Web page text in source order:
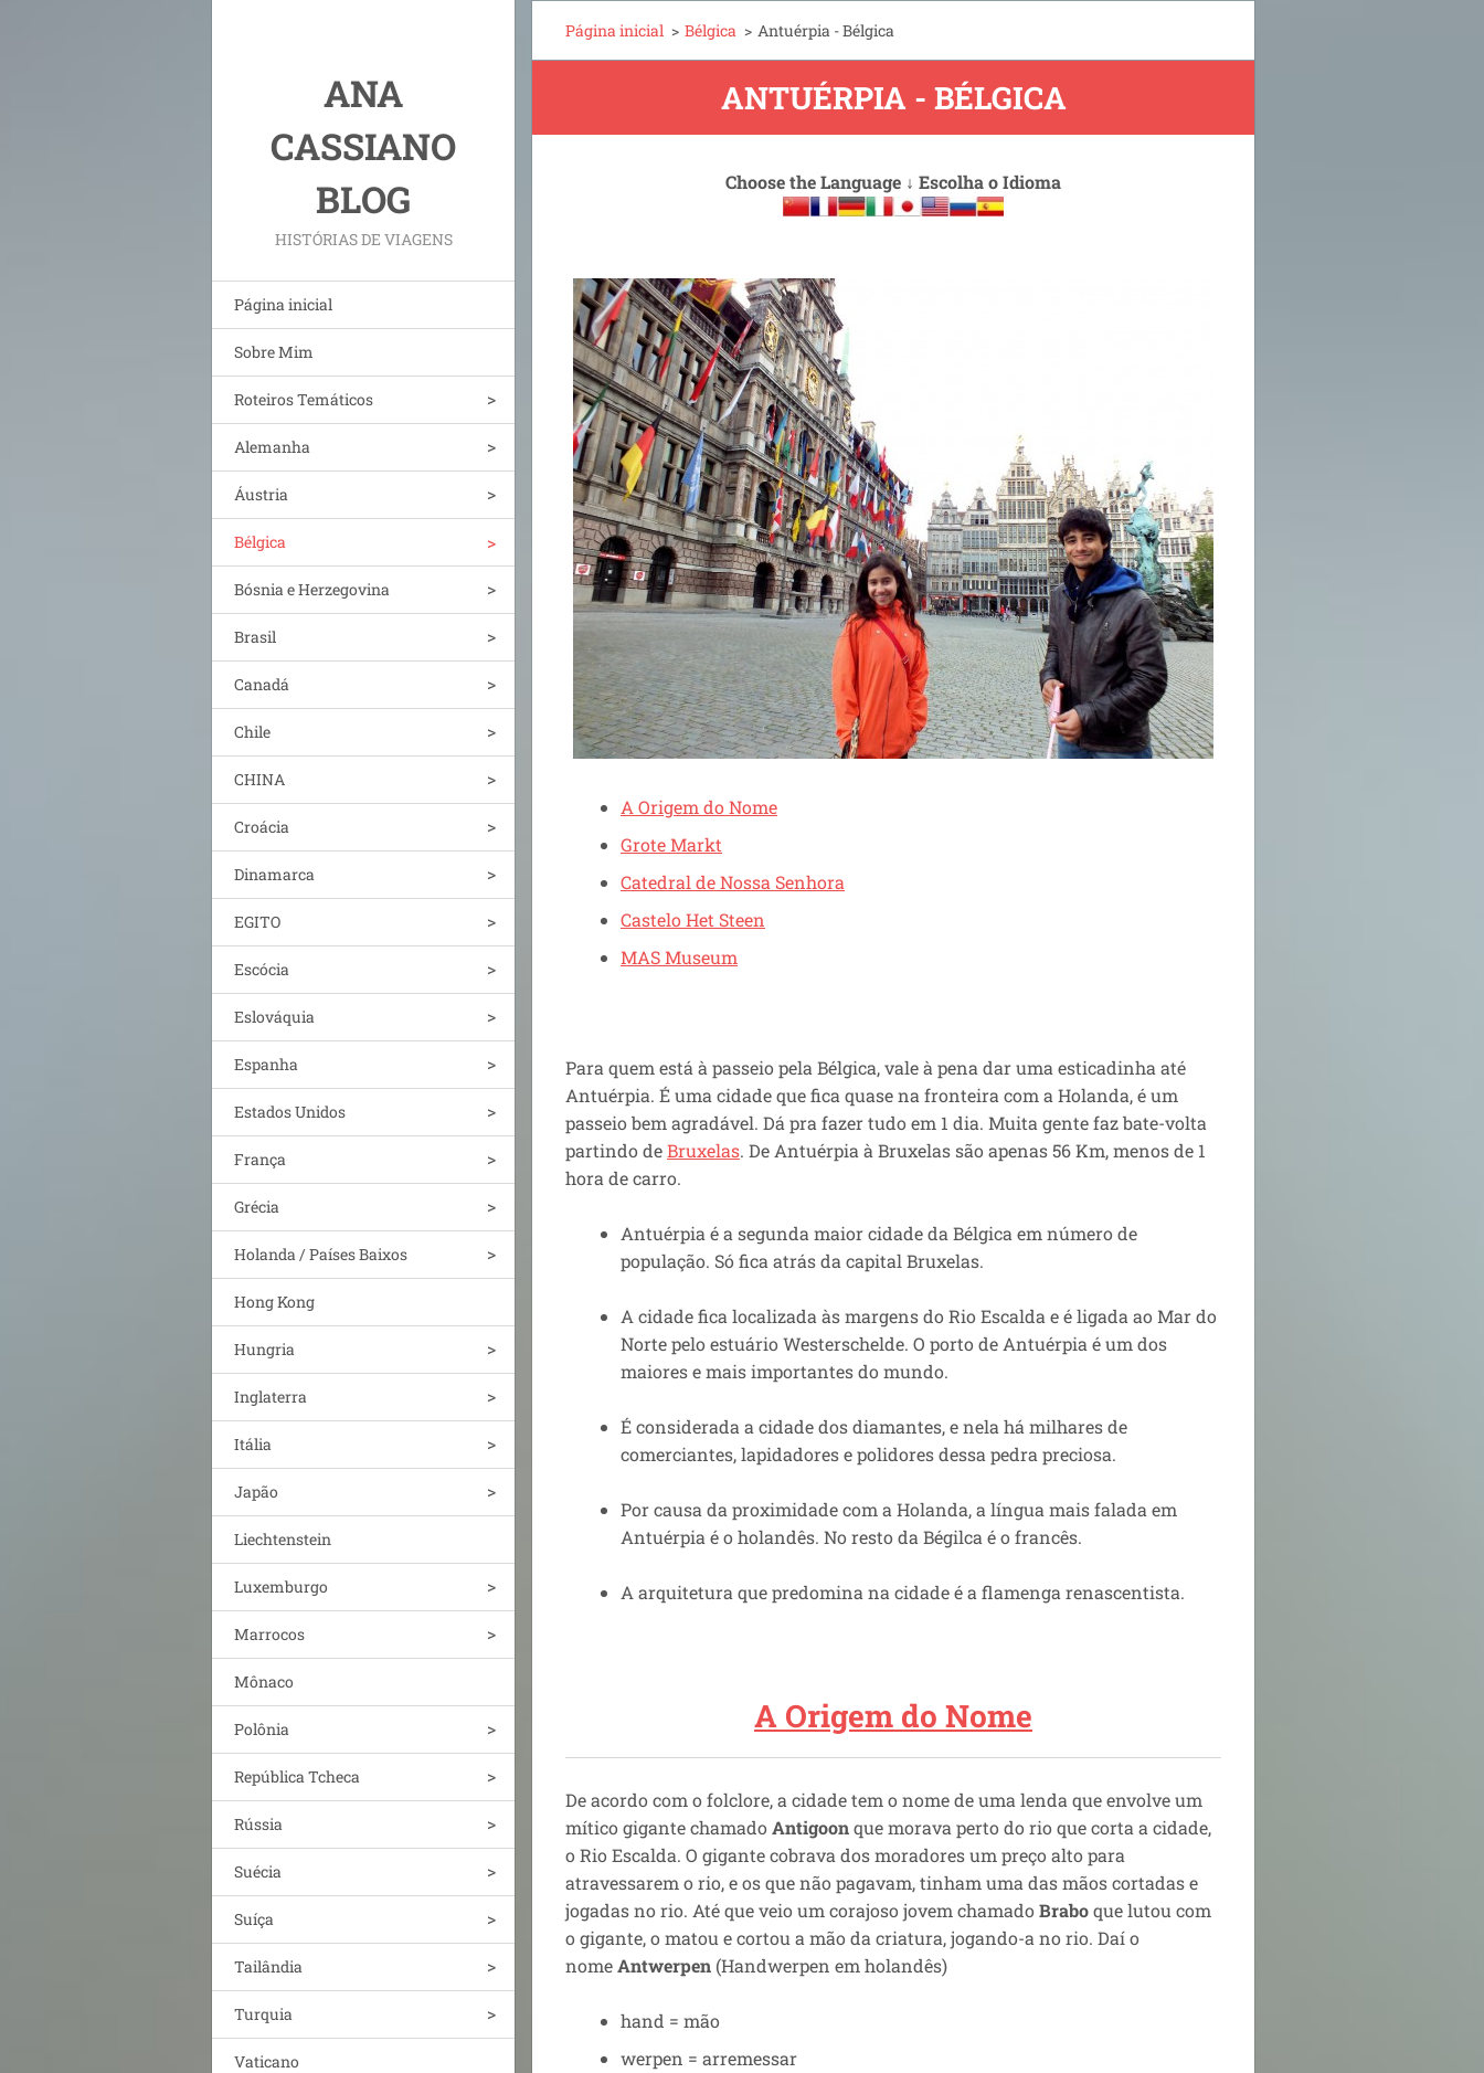
ANA
CASSIANO
BLOG
HISTÓRIAS DE VIAGENS
Página inicial
Sobre Mim
Roteiros Temáticos
Alemanha
Áustria
Bélgica
Bósnia e Herzegovina
Brasil
Canadá
Chile
CHINA
Croácia
Dinamarca
EGITO
Escócia
Eslováquia
Espanha
Estados Unidos
França
Grécia
Holanda / Países Baixos
Hong Kong
Hungria
Inglaterra
Itália
Japão
Liechtenstein
Luxemburgo
Marrocos
Mônaco
Polônia
República Tcheca
Rússia
Suécia
Suíça
Tailândia
Turquia
Vaticano
Página inicial > Bélgica > Antuérpia - Bélgica
ANTUÉRPIA - BÉLGICA
Choose the Language ↓Escolha o Idioma
A Origem do Nome
Grote Markt
Catedral de Nossa Senhora
Castelo Het Steen
MAS Museum
Para quem está à passeio pela Bélgica, vale à pena dar uma esticadinha até
Antuérpia. É uma cidade que fica quase na fronteira com a Holanda, é um
passeio bem agradável. Dá pra fazer tudo em 1 dia. Muita gente faz bate-volta
partindo deBruxelas. De Antuérpia à Bruxelas são apenas 56 Km, menos de 1
hora de carro.
Antuérpia é a segunda maior cidade da Bélgica em número de
população. Só fica atrás da capital Bruxelas.
A cidade fica localizada às margens do Rio Escalda e é ligada ao Mar do
Norte pelo estuário Westerschelde. O porto de Antuérpia é um dos
maiores e mais importantes do mundo.
É considerada a cidade dos diamantes, e nela há milhares de
comerciantes, lapidadores e polidores dessa pedra preciosa.
Por causa da proximidade com a Holanda, a língua mais falada em
Antuérpia é o holandês. No resto da Bégilca é o francês.
A arquitetura que predomina na cidade é a flamenga renascentista.
A Origem do Nome
De acordo com o folclore, a cidade tem o nome de uma lenda que envolve um
mítico gigante chamadoAntigoonque morava perto do rio que corta a cidade,
o Rio Escalda. O gigantecobrava dos moradores um preço alto para
atravessarem o rio,e os que não pagavam, tinham uma das mãos cortadas e
jogadas no rio. Até que veio um corajoso jovem chamadoBraboque lutou com
o gigante, o matou e cortou a mão da criatura, jogando-a no rio. Daí o
nomeAntwerpen (Handwerpen em holandês)
hand = mão
werpen = arremessar